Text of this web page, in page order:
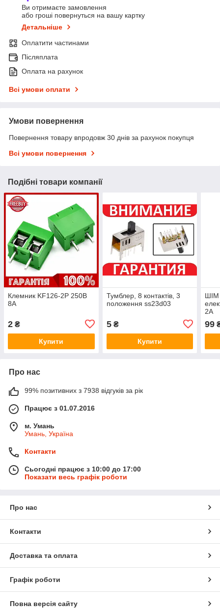
Ви отримаєте замовлення
або гроші повернуться на вашу картку
Детальніше
Оплатити частинами
Післяплата
Оплата на рахунок
Всі умови оплати
Умови повернення
Повернення товару впродовж 30 днів за рахунок покупця
Всі умови повернення
Подібні товари компанії
Клемник KF126-2P 250В
8А
2 ₴
Купити
Тумблер, 8 контактів, 3
положення ss23d03
5₴
Купити
ШІМ
2A
99
Про нас
99% позитивних з 7938 відгуків за рік
Працює з 01.07.2016
м. Умань
Умань, Україна
Контакти
Сьогодні працює з 10:00 до 17:00
Показати весь графік роботи
Про нас
Контакти
Доставка та оплата
Графік роботи
Повна версія сайту